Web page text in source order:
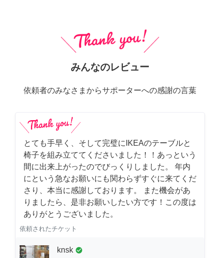
みんなのレビュー
依頼者のみなさまからサポーターへの感謝の言葉
とても手早く、そして完璧にIKEAのテーブルと
椅子を組み立ててくださいました！！あっという
間に出来上がったのでびっくりしました。 年内
にという急なお願いにも関わらずすぐに来てくだ
さり、本当に感謝しております。 また機会があ
りましたら、是非お願いしたい方です！この度は
ありがとうございました。
依頼されたチケット
knsk check_circle